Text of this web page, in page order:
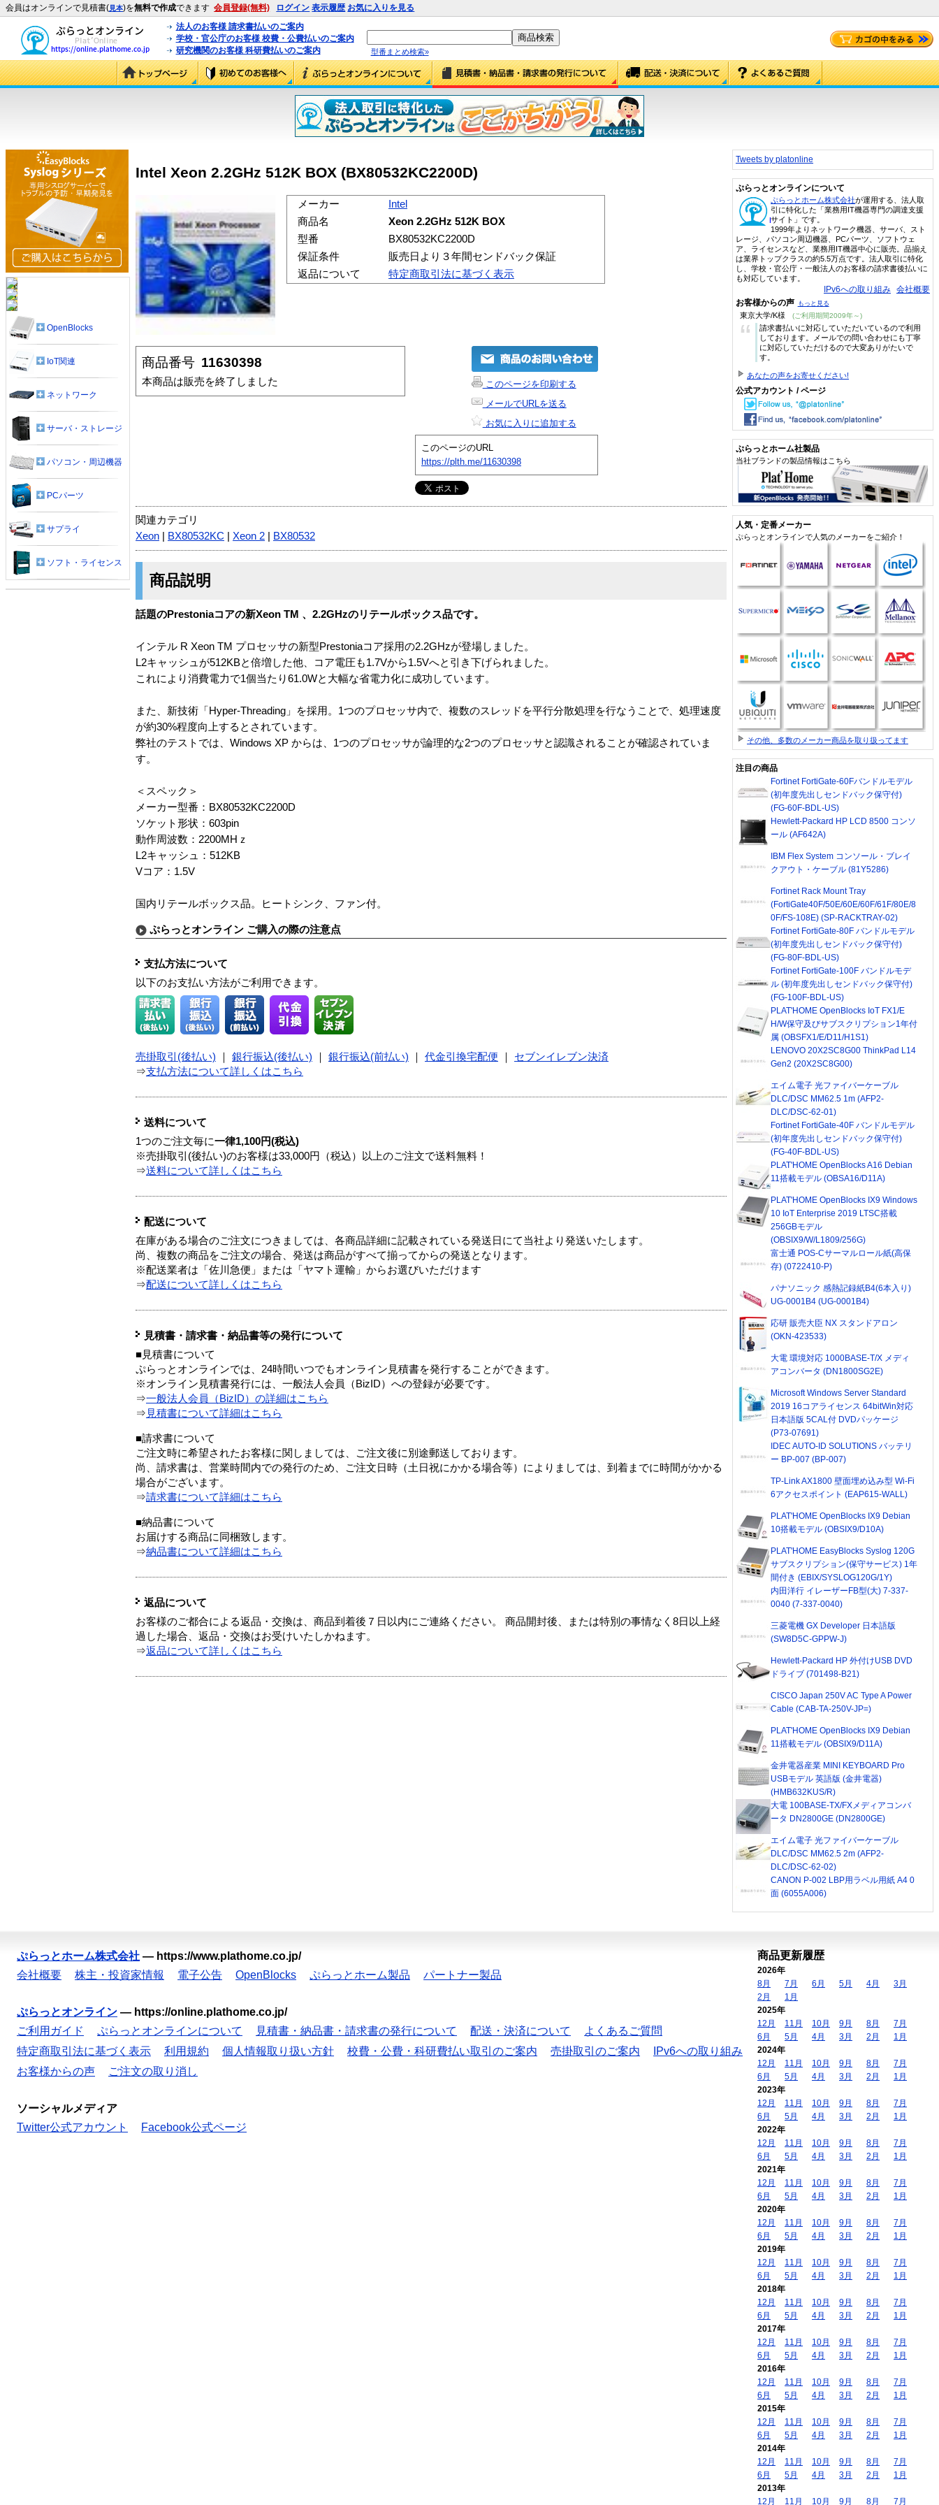
会員はオンラインで見積書(見本)を無料で作成できます 会員登録(無料) ログイン 表示履歴 お気に入りを見る
法人のお客様 請求書払いのご案内
学校・官公庁のお客様 校費・公費払いのご案内
研究機関のお客様 科研費払いのご案内
型番まとめ検索»
Intel Xeon 2.2GHz 512K BOX (BX80532KC2200D)
メーカー
Intel
商品名
Xeon 2.2GHz 512K BOX
型番
BX80532KC2200D
保証条件
販売日より３年間センドバック保証
返品について
特定商取引法に基づく表示
商品番号 11630398
本商品は販売を終了しました
このページを印刷する
メールでURLを送る
お気に入りに追加する
このページのURL
https://plth.me/11630398
関連カテゴリ
Xeon
BX80532KC Xeon 2 BX80532
商品説明
話題のPrestoniaコアの新Xeon TM 、2.2GHzのリテールボックス品です。
インテル R Xeon TM プロセッサの新型Prestoniaコア採用の2.2GHzが登場しました。
L2キャッシュが512KBと倍増した他、コア電圧も1.7Vから1.5Vへと引き下げられました。
これにより消費電力で1個当たり61.0Wと大幅な省電力化に成功しています。
また、新技術「Hyper-Threading」を採用。1つのプロセッサ内で、複数のスレッドを平行分散処理を行なうことで、処理速度
が約30%程度向上するとされています。
弊社のテストでは、Windows XP からは、1つのプロセッサが論理的な2つのプロセッサと認識されることが確認されていま
す。
＜スペック＞
メーカー型番：BX80532KC2200D
ソケット形状：603pin
動作周波数：2200MHｚ
L2キャッシュ：512KB
Vコア：1.5V
国内リテールボックス品。ヒートシンク、ファン付。
ぷらっとオンライン ご購入の際の注意点
支払方法について
以下のお支払い方法がご利用できます。
売掛取引(後払い) 銀行振込(後払い) 銀行振込(前払い) 代金引換宅配便
セブンイレブン決済
⇒支払方法について詳しくはこちら
送料について
1つのご注文毎に一律1,100円(税込)
※売掛取引(後払い)のお客様は33,000円（税込）以上のご注文で送料無料！
⇒送料について詳しくはこちら
配送について
在庫がある場合のご注文につきましては、各商品詳細に記載されている発送日にて当社より発送いたします。
尚、複数の商品をご注文の場合、発送は商品がすべて揃ってからの発送となります。
※配送業者は「佐川急便」または「ヤマト運輸」からお選びいただけます
⇒配送について詳しくはこちら
見積書・請求書・納品書等の発行について
■見積書について
ぷらっとオンラインでは、24時間いつでもオンライン見積書を発行することができます。
※オンライン見積書発行には、一般法人会員（BizID）への登録が必要です。
⇒一般法人会員（BizID）の詳細はこちら
⇒ 見積書について詳細はこちら
■請求書について
ご注文時に希望されたお客様に関しましては、ご注文後に別途郵送しております。
尚、請求書は、営業時間内での発行のため、ご注文日時（土日祝にかかる場合等）によりましては、到着までに時間がかかる
場合がございます。
⇒請求書について詳細はこちら
■納品書について
お届けする商品に同梱致します。
⇒納品書について詳細はこちら
返品について
お客様のご都合による返品・交換は、商品到着後７日以内にご連絡ください。 商品開封後、または特別の事情なく8日以上経
過した場合、返品・交換はお受けいたしかねます。
⇒返品について詳しくはこちら
OpenBlocks
IoT関連
ネットワーク
サーバ・ストレージ
パソコン・周辺機器
PCパーツ
サプライ
ソフト・ライセンス
Tweets by platonline
ぷらっとオンラインについて
ぷらっとホーム株式会社が運用する、法人取
引に特化した「業務用IT機器専門の調達支援
サイト」です。
1999年よりネットワーク機器、サーバ、スト
レージ、パソコン周辺機器、PCパーツ、ソフトウェ
ア、ライセンスなど、業務用IT機器中心に販売。品揃え
は業界トップクラスの約5.5万点です。法人取引に特化
し、学校・官公庁・一般法人のお客様の請求書後払いに
も対応しています。
IPv6への取り組み 会社概要
お客様からの声 もっと見る
東京大学/K様 (ご利用期間2009年～)
“
請求書払いに対応していただいているので利用
しております。メールでの問い合わせにも丁寧
に対応していただけるので大変ありがたいで
す。
あなたの声をお寄せください!
公式アカウント / ページ
ぷらっとホーム社製品
当社ブランドの製品情報はこちら
人気・定番メーカー
ぷらっとオンラインで人気のメーカーをご紹介！
その他、多数のメーカー商品を取り扱ってます
注目の商品
Fortinet FortiGate-60Fバンドルモデル
(初年度先出しセンドバック保守付)
(FG-60F-BDL-US)
Hewlett-Packard HP LCD 8500 コンソ
ール (AF642A)
IBM Flex System コンソール・ブレイ
クアウト・ケーブル (81Y5286)
Fortinet Rack Mount Tray
(FortiGate40F/50E/60E/60F/61F/80E/8
0F/FS-108E) (SP-RACKTRAY-02)
Fortinet FortiGate-80F バンドルモデル
(初年度先出しセンドバック保守付)
(FG-80F-BDL-US)
Fortinet FortiGate-100F バンドルモデ
ル (初年度先出しセンドバック保守付)
(FG-100F-BDL-US)
PLAT'HOME OpenBlocks IoT FX1/E
H/W保守及びサブスクリプション1年付
属 (OBSFX1/E/D11/H1S1)
LENOVO 20X2SC8G00 ThinkPad L14
Gen2 (20X2SC8G00)
エイム電子 光ファイバーケーブル
DLC/DSC MM62.5 1m (AFP2-
DLC/DSC-62-01)
Fortinet FortiGate-40F バンドルモデル
(初年度先出しセンドバック保守付)
(FG-40F-BDL-US)
PLAT'HOME OpenBlocks A16 Debian
11搭載モデル (OBSA16/D11A)
PLAT'HOME OpenBlocks IX9 Windows
10 IoT Enterprise 2019 LTSC搭載
256GBモデル
(OBSIX9/W/L1809/256G)
富士通 POS-Cサーマルロール紙(高保
存) (0722410-P)
パナソニック 感熱記録紙B4(6本入り)
UG-0001B4 (UG-0001B4)
応研 販売大臣 NX スタンドアロン
(OKN-423533)
大電 環境対応 1000BASE-T/X メディ
アコンバータ (DN1800SG2E)
Microsoft Windows Server Standard
2019 16コアライセンス 64bitWin対応
日本語版 5CAL付 DVDパッケージ
(P73-07691)
IDEC AUTO-ID SOLUTIONS バッテリ
ー BP-007 (BP-007)
TP-Link AX1800 壁面埋め込み型 Wi-Fi
6アクセスポイント (EAP615-WALL)
PLAT'HOME OpenBlocks IX9 Debian
10搭載モデル (OBSIX9/D10A)
PLAT'HOME EasyBlocks Syslog 120G
サブスクリプション(保守サービス) 1年
間付き (EBIX/SYSLOG120G/1Y)
内田洋行 イレーザーFB型(大) 7-337-
0040 (7-337-0040)
三菱電機 GX Developer 日本語版
(SW8D5C-GPPW-J)
Hewlett-Packard HP 外付けUSB DVD
ドライブ (701498-B21)
CISCO Japan 250V AC Type A Power
Cable (CAB-TA-250V-JP=)
PLAT'HOME OpenBlocks IX9 Debian
11搭載モデル (OBSIX9/D11A)
金井電器産業 MINI KEYBOARD Pro
USBモデル 英語版 (金井電器)
(HMB632KUS/R)
大電 100BASE-TX/FXメディアコンバ
ータ DN2800GE (DN2800GE)
エイム電子 光ファイバーケーブル
DLC/DSC MM62.5 2m (AFP2-
DLC/DSC-62-02)
CANON P-002 LBP用ラベル用紙 A4 0
面 (6055A006)
ぷらっとホーム株式会社 — https://www.plathome.co.jp/
会社概要
株主・投資家情報 電子公告 OpenBlocks ぷらっとホーム製品 パートナー製品
ぷらっとオンライン — https://online.plathome.co.jp/
ご利用ガイド
ぷらっとオンラインについて 見積書・納品書・請求書の発行について 配送・決済について
よくあるご質問
特定商取引法に基づく表示
利用規約 個人情報取り扱い方針 校費・公費・科研費払い取引のご案内 売掛取引のご案内
IPv6への取り組み
お客様からの声
ご注文の取り消し
ソーシャルメディア
Twitter公式アカウント
Facebook公式ページ
商品更新履歴
2026年
8月
7月 6月 5月 4月
3月
2月
1月
2025年
12月
11月 10月 9月 8月
7月
6月
5月 4月 3月 2月
1月
2024年
12月
11月 10月 9月 8月
7月
6月
5月 4月 3月 2月
1月
2023年
12月
11月 10月 9月 8月
7月
6月
5月 4月 3月 2月
1月
2022年
12月
11月 10月 9月 8月
7月
6月
5月 4月 3月 2月
1月
2021年
12月
11月 10月 9月 8月
7月
6月
5月 4月 3月 2月
1月
2020年
12月
11月 10月 9月 8月
7月
6月
5月 4月 3月 2月
1月
2019年
12月
11月 10月 9月 8月
7月
6月
5月 4月 3月 2月
1月
2018年
12月
11月 10月 9月 8月
7月
6月
5月 4月 3月 2月
1月
2017年
12月
11月 10月 9月 8月
7月
6月
5月 4月 3月 2月
1月
2016年
12月
11月 10月 9月 8月
7月
6月
5月 4月 3月 2月
1月
2015年
12月
11月 10月 9月 8月
7月
6月
5月 4月 3月 2月
1月
2014年
12月
11月 10月 9月 8月
7月
6月
5月 4月 3月 2月
1月
2013年
12月
11月 10月 9月 8月 7月